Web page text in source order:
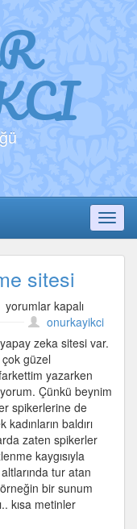
sitesi
Yapay
seslendirme
sitesi
için
yorumlar kapalı
onurkayikci
zeka sitesi var.
güzel
yazarken
Çünkü beynim
spikerlerine de
baldırı
zaten spikerler
kaygısıyla
tur atan
bir sunum
kısa metinler